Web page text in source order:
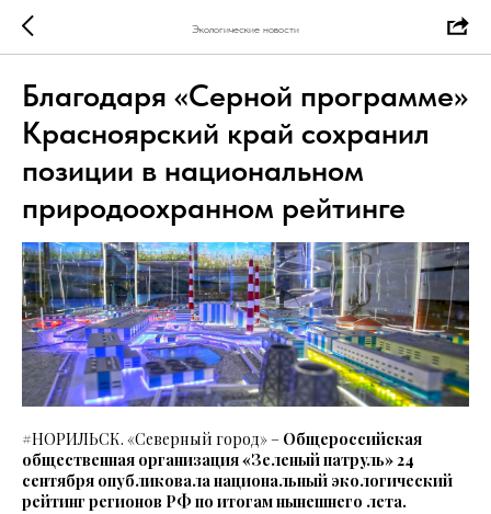
Экологические новости
Благодаря «Серной программе»
Красноярский край сохранил
позиции в национальном
природоохранном рейтинге
#НОРИЛЬСК. «Северный город» – Общероссийская
общественная организация «Зеленый патруль» 24
сентября опубликовала национальный экологический
рейтинг регионов РФ по итогам нынешнего лета.